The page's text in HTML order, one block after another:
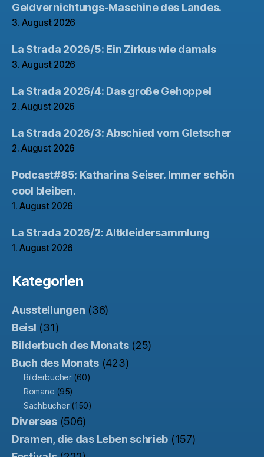
Geldvernichtungs-Maschine des Landes.
3. August 2026
La Strada 2026/5: Ein Zirkus wie damals
3. August 2026
La Strada 2026/4: Das große Gehoppel
2. August 2026
La Strada 2026/3: Abschied vom Gletscher
2. August 2026
Podcast#85: Katharina Seiser. Immer schön
cool bleiben.
1. August 2026
La Strada 2026/2: Altkleidersammlung
1. August 2026
Kategorien
Ausstellungen (36)
Beisl (31)
Bilderbuch des Monats(25)
Buch des Monats(423)
Bilderbücher(60)
Romane (95)
Sachbücher(150)
Diverses(506)
Dramen, die das Leben schrieb (157)